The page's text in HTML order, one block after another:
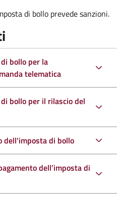
di bollo prevede sanzioni.
bollo per la
telematica
bollo per il rilascio del
dell'imposta di bollo
dell’imposta di